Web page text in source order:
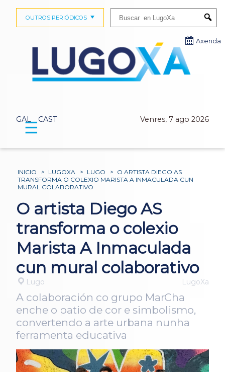
GAL CAST Venres, 7 ago 2026
OUTROS PERIÓDICOS
Axenda
☰
INICIO > LUGOXA > LUGO > O ARTISTA DIEGO AS
TRANSFORMA O COLEXIO MARISTA A INMACULADA CUN
MURAL COLABORATIVO
O artista Diego AS
transforma o colexio
Marista A Inmaculada
cun mural colaborativo
Lugo LugoXa
A colaboración co grupo MarCha
enche o patio de cor e simbolismo,
convertendo a arte urbana nunha
ferramenta educativa